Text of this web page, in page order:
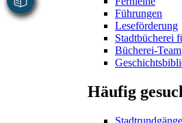
Führungen
Leseförderung
Stadtbücherei
Bücherei-Team
Häufig
Stadtrundgänge